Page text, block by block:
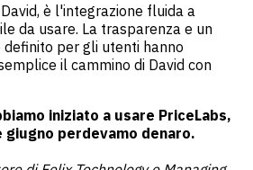
è l'integrazione fluida a
da usare. La trasparenza e un
per gli utenti hanno
il cammino di David con
iniziato a usare PriceLabs,
giugno perdevamo denaro.